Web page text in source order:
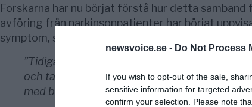
newsvoice.se - Do Not Process
If you wish to opt-out of the sale,
sensitive information for targeted
confirm your selection. Please note
Forskarna har nu börjat förstå hur detta
avföring från parkinsonpatienter har börjat
symptom, skriver Aftonbladet som snappat upp
”Tidigare har läkarna inte förstått varför
och tarmproblem, men nu har man insett att
med börjar i tarmen”,säger Soki Choi.